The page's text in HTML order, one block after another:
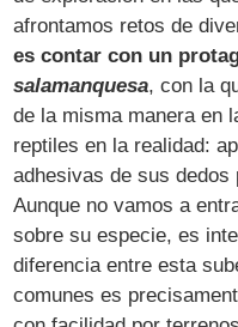
afrontamos retos de
es contar con un
salamanquesa, con la
de la misma manera en
reptiles en la realidad:
adhesivas de sus
Aunque no vamos a
sobre su especie, es
diferencia entre esta
comunes es